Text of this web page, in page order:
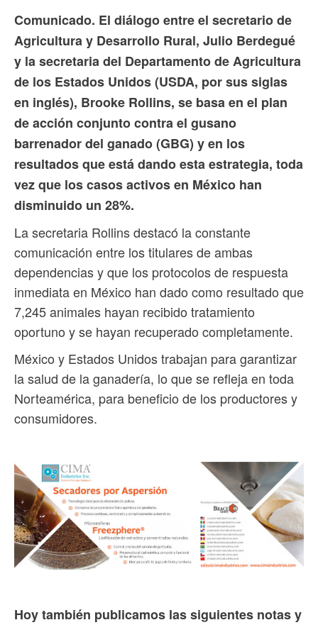
Comunicado. El diálogo entre el secretario de
Agricultura y Desarrollo Rural, Julio Berdegué
y la secretaria del Departamento de Agricultura
de los Estados Unidos (USDA, por sus siglas
en inglés), Brooke Rollins, se basa en el plan
de acción conjunto contra el gusano
barrenador del ganado (GBG) y en los
resultados que está dando esta estrategia, toda
vez que los casos activos en México han
disminuido un 28%.
La secretaria Rollins destacó la constante
comunicación entre los titulares de ambas
dependencias y que los protocolos de respuesta
inmediata en México han dado como resultado que
7,245 animales hayan recibido tratamiento
oportuno y se hayan recuperado completamente.
México y Estados Unidos trabajan para garantizar
la salud de la ganadería, lo que se refleja en toda
Norteamérica, para beneficio de los productores y
consumidores.
Hoy también publicamos las siguientes notas y